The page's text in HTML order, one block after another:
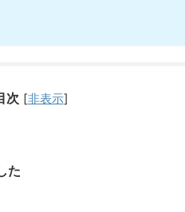
次 [非表示]
た